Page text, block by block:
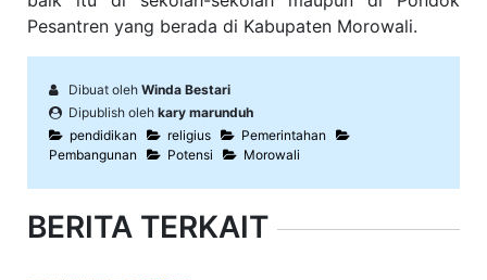
Pesantren yang berada di Kabupaten Morowali.
Dibuat oleh Winda Bestari
Dipublish oleh kary marunduh
pendidikan
religius
Pemerintahan
Pembangunan
Potensi Morowali
BERITA TERKAIT